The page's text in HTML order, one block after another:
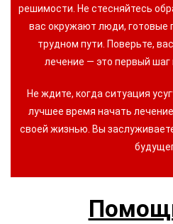
решимости. Не стесняйтесь
вас окружают люди, готовые
трудном пути. Поверьте,
лечение — это первый шаг
Не ждите, когда ситуация
лучшее время начать
своей жизнью. Вы